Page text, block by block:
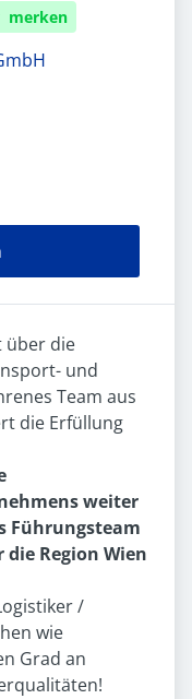
merken
über die
und
Team aus
die Erfüllung
weiter
Führungsteam
Region Wien
/
wie
Grad an